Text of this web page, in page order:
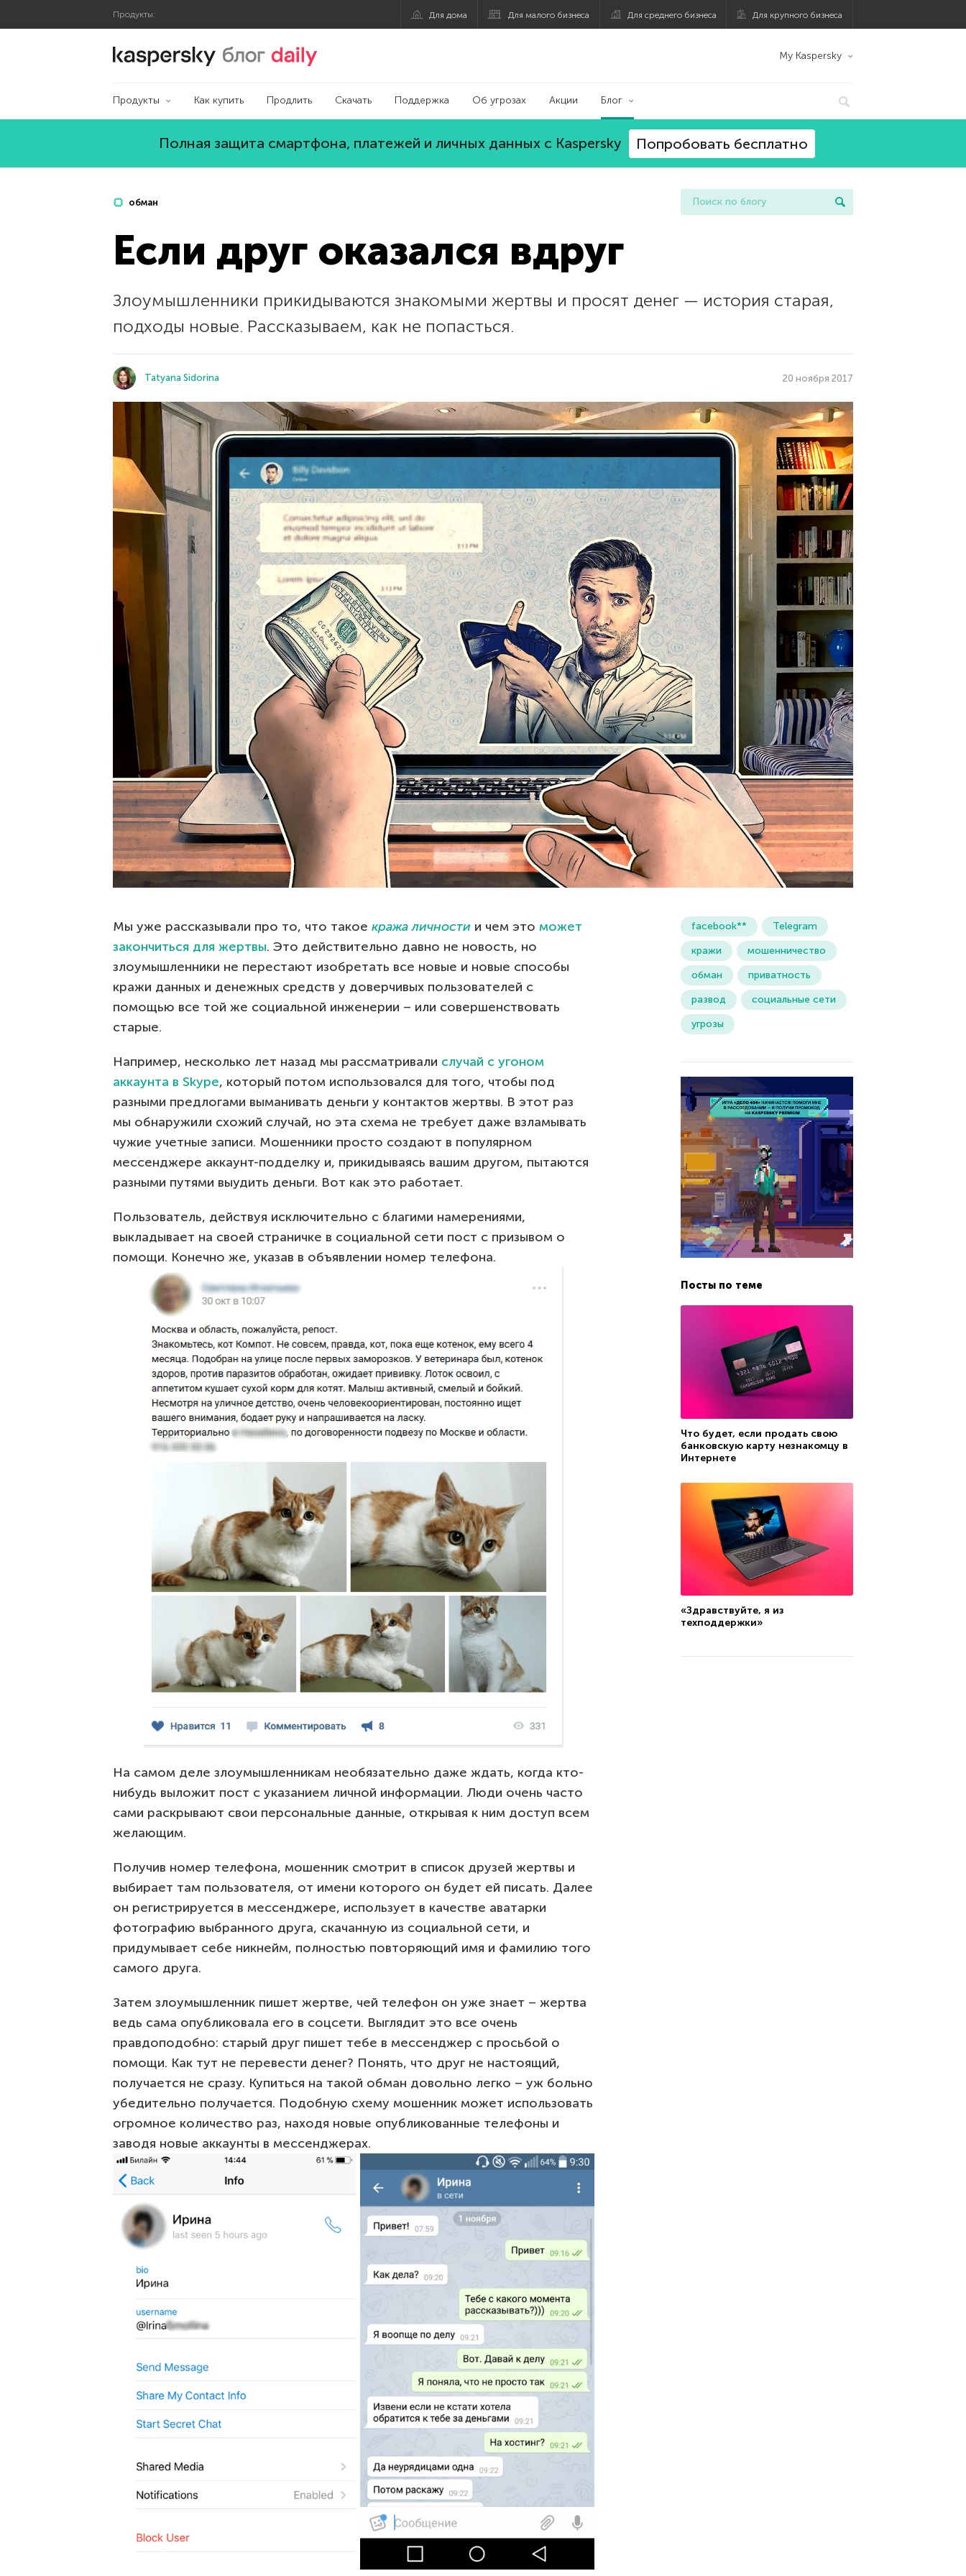
Продукты: Для дома Для малого бизнеса Для среднего бизнеса Для крупного бизнеса
Блог Касперского My Kaspersky
Продукты Как купить Продлить Скачать Поддержка Об угрозах Акции Блог
Полная защита смартфона, платежей и личных данных с Kaspersky Попробовать бесплатно
обман
Если друг оказался вдруг
Злоумышленники прикидываются знакомыми жертвы и просят денег — история старая,
подходы новые. Рассказываем, как не попасться.
Tatyana Sidorina 20 ноября 2017
Мы уже рассказывали про то, что такое кража личности и чем это может
закончиться для жертвы. Это действительно давно не новость, но
злоумышленники не перестают изобретать все новые и новые способы
кражи данных и денежных средств у доверчивых пользователей с
помощью все той же социальной инженерии – или совершенствовать
старые.
Например, несколько лет назад мы рассматривали случай с угоном
аккаунта в Skype, который потом использовался для того, чтобы под
разными предлогами выманивать деньги у контактов жертвы. В этот раз
мы обнаружили схожий случай, но эта схема не требует даже взламывать
чужие учетные записи. Мошенники просто создают в популярном
мессенджере аккаунт-подделку и, прикидываясь вашим другом, пытаются
разными путями выудить деньги. Вот как это работает.
Пользователь, действуя исключительно с благими намерениями,
выкладывает на своей страничке в социальной сети пост с призывом о
помощи. Конечно же, указав в объявлении номер телефона.
На самом деле злоумышленникам необязательно даже ждать, когда кто-
нибудь выложит пост с указанием личной информации. Люди очень часто
сами раскрывают свои персональные данные, открывая к ним доступ всем
желающим.
Получив номер телефона, мошенник смотрит в список друзей жертвы и
выбирает там пользователя, от имени которого он будет ей писать. Далее
он регистрируется в мессенджере, использует в качестве аватарки
фотографию выбранного друга, скачанную из социальной сети, и
придумывает себе никнейм, полностью повторяющий имя и фамилию того
самого друга.
Затем злоумышленник пишет жертве, чей телефон он уже знает – жертва
ведь сама опубликовала его в соцсети. Выглядит это все очень
правдоподобно: старый друг пишет тебе в мессенджер с просьбой о
помощи. Как тут не перевести денег? Понять, что друг не настоящий,
получается не сразу. Купиться на такой обман довольно легко – уж больно
убедительно получается. Подобную схему мошенник может использовать
огромное количество раз, находя новые опубликованные телефоны и
заводя новые аккаунты в мессенджерах.
facebook**
Telegram
кражи
мошенничество
обман
приватность
развод
социальные сети
угрозы
Посты по теме
Что будет, если продать свою
банковскую карту незнакомцу в
Интернете
«Здравствуйте, я из
техподдержки»